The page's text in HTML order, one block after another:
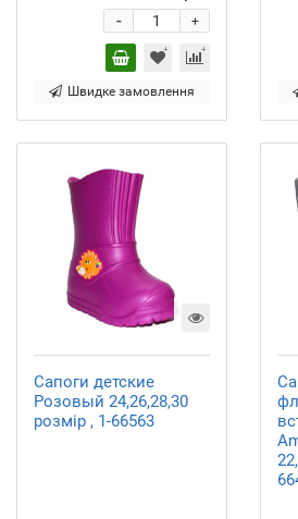
+
-
Швидке замовлення
Сапоги детские
Розовый 24,26,28,30
розмір , 1-66563